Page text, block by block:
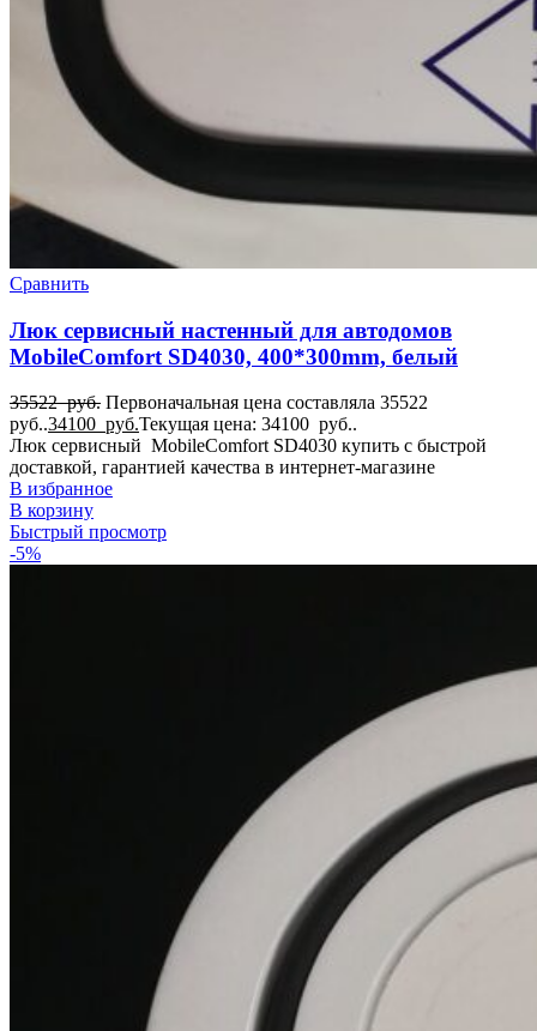
Сравнить
Люк сервисный настенный для автодомов
MobileComfort SD4030, 400*300mm, белый
35522руб. Первоначальная цена составляла 35522
руб..34100 руб.Текущая цена: 34100 руб..
Люк сервисный MobileComfort SD4030 купить с быстрой
доставкой, гарантией качества в интернет-магазине
В избранное
В корзину
Быстрый просмотр
-5%